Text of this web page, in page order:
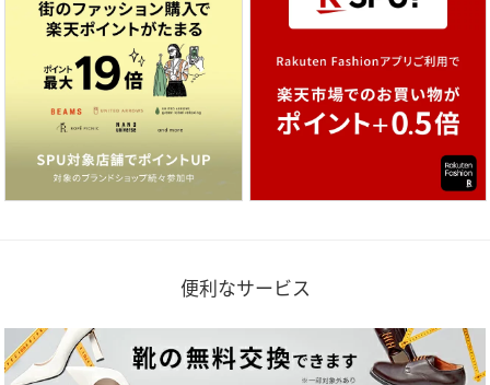
便利なサービス